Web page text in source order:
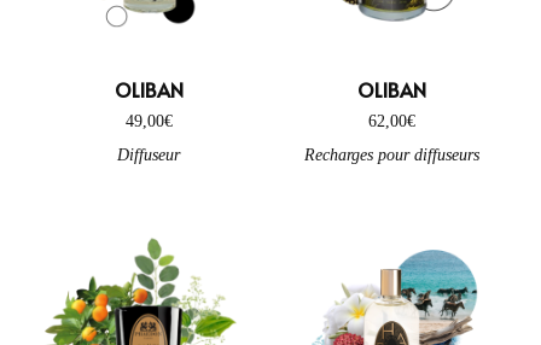
frais(15)
fruits rouges
fumé(7)
gourmand
intense
joyeux (5)
léger (4)
OLIBAN
49,00€
Diffuseur
OLIBAN
62,00€
Recharges pour diffuseurs